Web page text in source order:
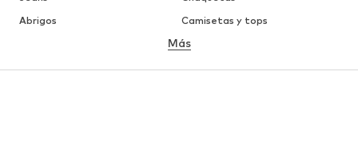
Abrigos
Camisetas y tops
Ropa interior
Faldas
Blusas y camisas
Más